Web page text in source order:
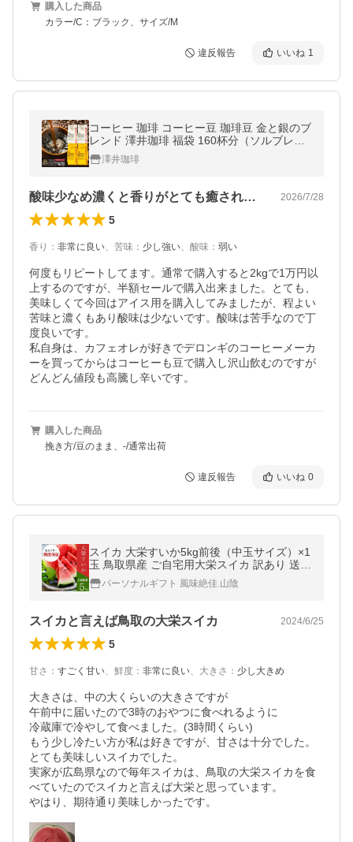
購入した商品
カラー/C：ブラック、サイズ/M
違反報告 いいね 1
コーヒー 珈琲 コーヒー豆 珈琲豆 金と銀のブ
レンド 澤井珈琲 福袋 160杯分（ソルブレン
澤井珈琲
酸味少なめ濃くと香りがとても癒されます。 2026/7/28
5
香り ： 非常に良い、 苦味 ： 少し強い、 酸味 ： 弱い
何度もリピートしてます。通常で購入すると2kgで1万円以
上するのですが、半額セールで購入出来ました。とても、
美味しくて今回はアイス用を購入してみましたが、程よい
苦味と濃くもあり酸味は少ないです。酸味は苦手なので丁
度良いです。
私自身は、カフェオレが好きでデロンギのコーヒーメーカ
ーを買ってからはコーヒーも豆で購入し沢山飲むのですが
どんどん値段も高騰し辛いです。
購入した商品
挽き方/豆のまま、-/通常出荷
違反報告 いいね 0
スイカ 大栄すいか5kg前後（中玉サイズ）×1
玉 鳥取県産 ご自宅用大栄スイカ 訳あり 送料
無料パーソナルギフト 風味絶佳.山陰
スイカと言えば鳥取の大栄スイカ 2024/6/25
5
甘さ ： すごく甘い、 鮮度 ： 非常に良い、 大きさ ： 少し大きめ
大きさは、中の大くらいの大きさですが
午前中に届いたので3時のおやつに食べれるように
冷蔵庫で冷やして食べました。(3時間くらい)
もう少し冷たい方が私は好きですが、甘さは十分でした。
とても美味しいスイカでした。
実家が広島県なので毎年スイカは、鳥取の大栄スイカを食
べていたのでスイカと言えば大栄と思っています。
やはり、期待通り美味しかったです。